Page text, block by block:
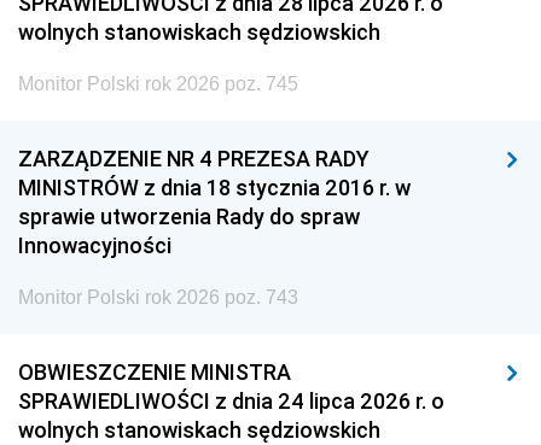
wolnych stanowiskach sędziowskich
Monitor Polski rok 2026 poz. 745
ZARZĄDZENIE NR 4 PREZESA RADY
MINISTRÓW z dnia 18 stycznia 2016 r. w
sprawie utworzenia Rady do spraw
Innowacyjności
Monitor Polski rok 2026 poz. 743
OBWIESZCZENIE MINISTRA
SPRAWIEDLIWOŚCI z dnia 24 lipca 2026 r. o
wolnych stanowiskach sędziowskich